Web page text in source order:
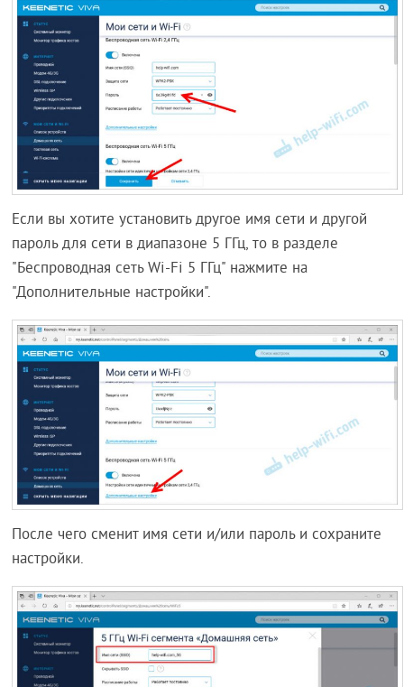
Если вы хотите установить другое имя сети и другой
пароль для сети в диапазоне 5 ГГц, то в разделе
"Беспроводная сеть Wi-Fi 5 ГГц" нажмите на
"Дополнительные настройки".
После чего сменит имя сети и/или пароль и сохраните
настройки.